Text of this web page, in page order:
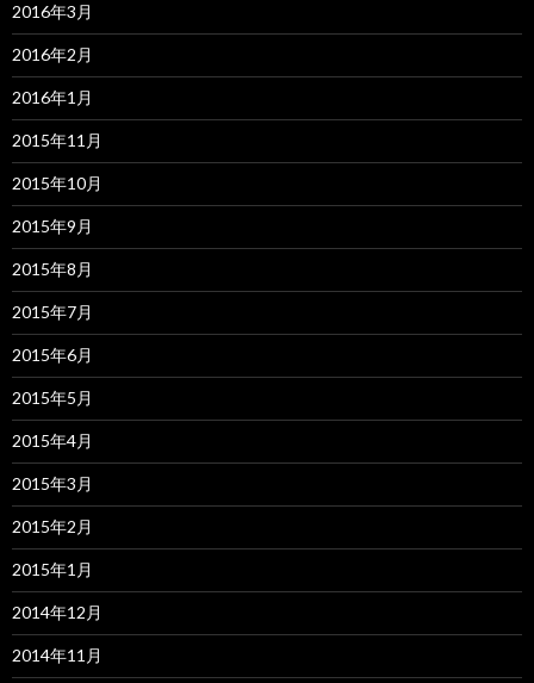
2016年3月
2016年2月
2016年1月
2015年11月
2015年10月
2015年9月
2015年8月
2015年7月
2015年6月
2015年5月
2015年4月
2015年3月
2015年2月
2015年1月
2014年12月
2014年11月